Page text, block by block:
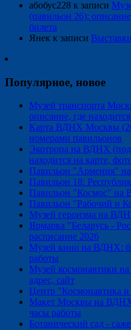
абобус228 к записи
(павильон 26):
билета
Янек к записи
Популярное, новое
Музей транспорта
описание, где
Карта ВДНХ Москвы
номерами павильонов
Экотропа на ВДНХ
находится на карте,
Павильон "Армения"
Павильон 18:
Павильон "Космос" на
Павильон "Рабочий и
Музей героизма на
Ярмарка "Беларусь -
расписание 2026
Музей кино на ВДНХ:
работы
Музей космонавтики
адрес, сайт
Центр "Космонавтика
Макет Москвы на ВДНХ:
часы работы
Ботанический сад -